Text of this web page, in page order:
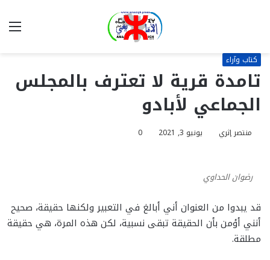
كتاب وآراء
تامدة قرية لا تعترف بالمجلس
الجماعي لأبادو
منتصر إثري يونيو 3, 2021 0
رضوان الحداوي
قد يبدوا من العنوان أني أبالغ في التعبير ولكنها حقيقة، صحيح
أنني أؤمن بأن الحقيقة تبقى نسبية، لكن هذه المرة، هي حقيقة
مطلقة.